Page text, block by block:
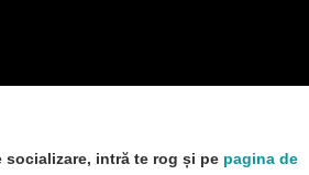
socializare, intră te rog și pe pagina de